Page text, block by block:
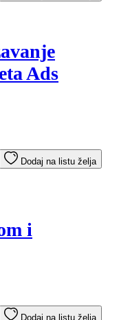
Ads
Dodaj na listu želja
i
Dodaj na listu želja